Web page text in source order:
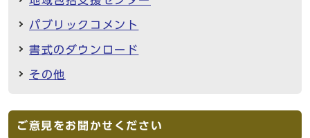
パブリックコメント
書式のダウンロード
その他
ご意見をお聞かせください